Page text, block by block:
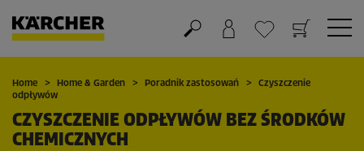
Koszyk
Lista życzeń
Home Home & Garden Poradnik zastosowań
Czyszczenie
odpływów
CZYSZCZENIE ODPŁYWÓW BEZ ŚRODKÓW
CHEMICZNYCH